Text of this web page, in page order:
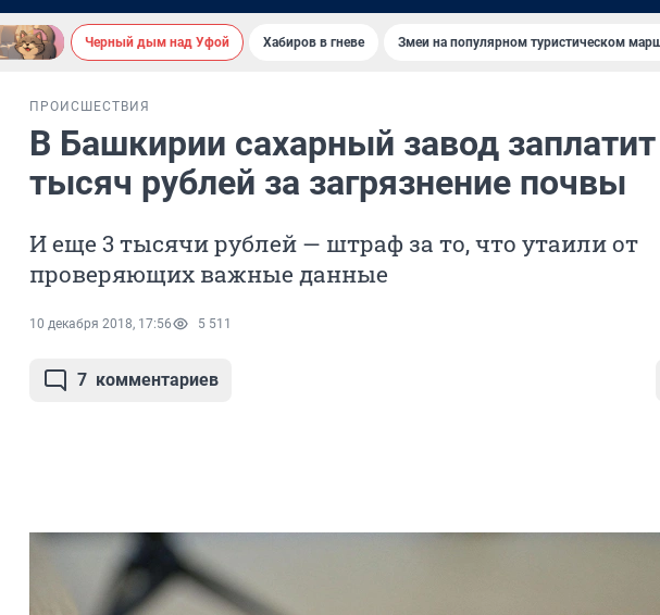
Черный дым над Уфой Хабиров в гневе Змеи на популярном туристическом
ПРОИСШЕСТВИЯ
В Башкирии сахарный завод
тысяч рублей за загрязнение почвы
И еще 3 тысячи рублей — штраф за то, что утаили от
проверяющих важные данные
10 декабря 2018, 17:56 5 511
7 комментариев